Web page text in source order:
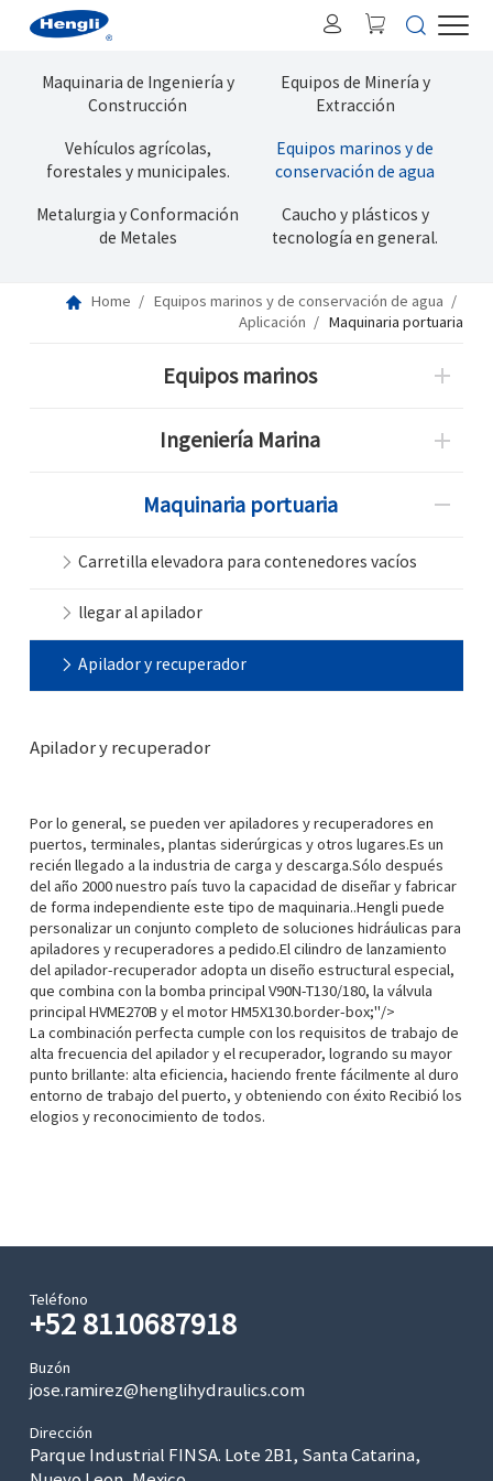
Maquinaria de Ingeniería y
Construcción
Equipos de Minería y
Extracción
Vehículos agrícolas,
forestales y municipales.
Equipos marinos y de
conservación de agua
Metalurgia y Conformación
de Metales
Caucho y plásticos y
tecnología en general.
Home
Equipos marinos y de conservación de agua
Aplicación
Maquinaria portuaria
Equipos marinos
Ingeniería Marina
Maquinaria portuaria
Carretilla elevadora para contenedores vacíos
llegar al apilador
Apilador y recuperador
Apilador y recuperador
Por lo general, se pueden ver apiladores y recuperadores en
puertos, terminales, plantas siderúrgicas y otros lugares.Es un
recién llegado a la industria de carga y descarga.Sólo después
del año 2000 nuestro país tuvo la capacidad de diseñar y fabricar
de forma independiente este tipo de maquinaria..Hengli puede
personalizar un conjunto completo de soluciones hidráulicas para
apiladores y recuperadores a pedido.El cilindro de lanzamiento
del apilador-recuperador adopta un diseño estructural especial,
que combina con la bomba principal V90N-T130/180, la válvula
principal HVME270B y el motor HM5X130.border-box;"/>
La combinación perfecta cumple con los requisitos de trabajo de
alta frecuencia del apilador y el recuperador, logrando su mayor
punto brillante: alta eficiencia, haciendo frente fácilmente al duro
entorno de trabajo del puerto, y obteniendo con éxito Recibió los
elogios y reconocimiento de todos.
Teléfono
+52 8110687918
Buzón
jose.ramirez@henglihydraulics.com
Dirección
Parque Industrial FINSA. Lote 2B1, Santa Catarina,